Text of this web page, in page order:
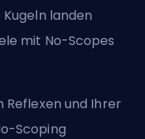
landen
mit No-Scopes
Reflexen und Ihrer
Scoping